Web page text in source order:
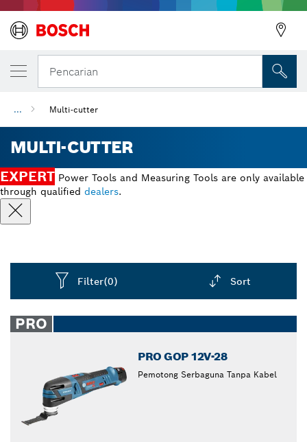
Pencarian
... Multi-cutter
MULTI-CUTTER
EXPERT Power Tools and Measuring Tools are only available
through qualified dealers.
Filter(0) Sort
closed
PRO
PRO GOP 12V-28
Pemotong Serbaguna Tanpa Kabel